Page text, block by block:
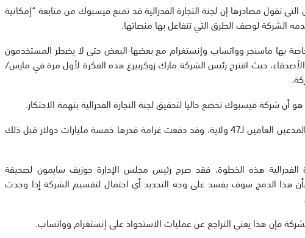
تقول مصادرها إن لجنة التجارة الفدرالية قد تمنع فيسبوك من متابعة “إمكانية
الشركة لوصف الطرق التي تتفاعل بها منصاتها.
بها ماسنجر وواتساب وإنستغرام مع بعضها البعض حتى لا يضطر المستخدمون
الأصدقاء، حيث اقترح رئيس الشركة مارك زوكربيرغ هذه الفكرة لأول مرة في مارس/
أن شركة فيسبوك تخضع حاليا لتحقيق لجنة التجارة الفدرالية بتهمة الاحتكار.
كما تواجه الشركة استفسارات مماثلة من المدعين العامين لـ47 ولاية، وقد دفعت غرامة قدرها خمسة مليارات دولار قبل ذلك
الفدرالية هذه الخطوة، فقد صرح رئيس مجلس الإدارة جوزيف سايمون لصحيفة
هذا الدمج سوف يفسد على وجه التحديد أي احتمال لتقسيم الشركة إذا وجدت
فإن هذا يعني التراجع عن عمليات الاستحواذ على إنستغرام وواتساب.